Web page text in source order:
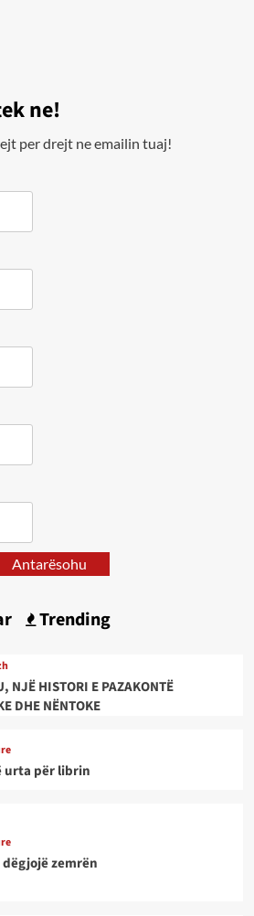
ne!
per drejt ne emailin tuaj!
Antarësohu
Trending
NJË HISTORI E PAZAKONTË
DHE NËNTOKE
urta për librin
zemrën